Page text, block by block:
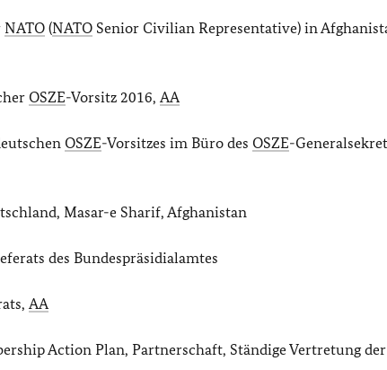
NATO (NATO Senior Civilian Representative) in
OSZE-Vorsitz 2016, AA
OSZE-Vorsitzes im Büro des OSZE-
Masar-e Sharif, Afghanistan
des Bundespräsidialamtes
AA
Action Plan, Partnerschaft, Ständige Vertretung der